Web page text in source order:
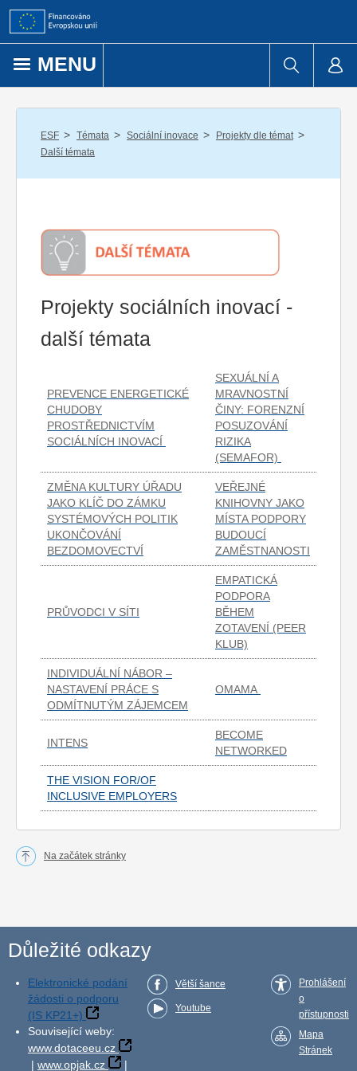
Přejít k obsahu
MENU
ESF / Témata / Sociální inovace / Projekty dle témat /
Další témata
Projekty sociálních inovací -
další témata
PREVENCE ENERGETICKÉ
CHUDOBY
PROSTŘEDNICTVÍM
SOCIÁLNÍCH INOVACÍ
SEXUÁLNÍ A
MRAVNOSTNÍ
ČINY: FORENZNÍ
POSUZOVÁNÍ
RIZIKA
(SEMAFOR)
ZMĚNA KULTURY ÚŘADU
JAKO KLÍČ DO ZÁMKU
SYSTÉMOVÝCH POLITIK
UKONČOVÁNÍ
BEZDOMOVECTVÍ
VEŘEJNÉ
KNIHOVNY JAKO
MÍSTA PODPORY
BUDOUCÍ
ZAMĚSTNANOSTI
PRŮVODCI V SÍTI
EMPATICKÁ
PODPORA
BĚHEM
ZOTAVENÍ (PEER
KLUB)
INDIVIDUÁLNÍ NÁBOR –
NASTAVENÍ PRÁCE S
ODMÍTNUTÝM ZÁJEMCEM
OMAMA
INTENS
BECOME
NETWORKED
THE VISION FOR/OF
INCLUSIVE EMPLOYERS
Na začátek stránky
Důležité odkazy
Elektronické podání
žádosti o podporu
(IS KP21+)
Související weby:
www.dotaceeu.cz
| www.opjak.cz |
Větší šance
Youtube
Prohlášení
o
přístupnosti
Mapa
Stránek